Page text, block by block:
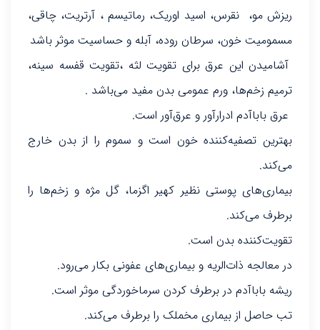
ریزش مو، نقرس، اسید اوریک، رماتیسم ، آرتریت، چاقی،
مسمومیت خون، سرطان روده، آبله و حساسیت موثر باشد
آشامیدن این عرق برای تقویت لثه ،تقویت قفسه سینه،
ترمیم زخم‌ها، ورم عمومی بدن مفید می‌باشد .
عرق باباآدم ادرارآور و عرق‌آور است.
بهترین تصفیه‌کننده خون است و سموم را از بدن خارج
می‌کند.
بیماری‌های پوستی نظیر کهیر اگزما، گل مژه و زخم‌ها را
برطرف می‌کند.
تقویت‌کننده بدن است.
در معالجه ذات‌الریه و بیماری‌های عفونی بکار می‌رود.
ریشه باباآدم در برطرف کردن سرماخوردگی موثر است.
تب حاصل از بیماری مخملک را برطرف می‌کند.